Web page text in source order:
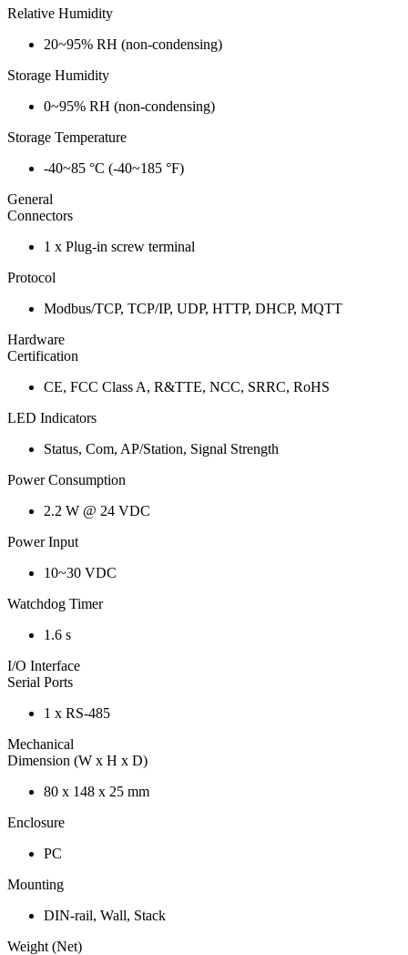
Relative Humidity
20~95% RH (non-condensing)
Storage Humidity
0~95% RH (non-condensing)
Storage Temperature
-40~85 °C (-40~185 °F)
General
Connectors
1 x Plug-in screw terminal
Protocol
Modbus/TCP, TCP/IP, UDP, HTTP, DHCP, MQTT
Hardware
Certification
CE, FCC Class A, R&TTE, NCC, SRRC, RoHS
LED Indicators
Status, Com, AP/Station, Signal Strength
Power Consumption
2.2 W @ 24 VDC
Power Input
10~30 VDC
Watchdog Timer
1.6 s
I/O Interface
Serial Ports
1 x RS-485
Mechanical
Dimension (W x H x D)
80 x 148 x 25 mm
Enclosure
PC
Mounting
DIN-rail, Wall, Stack
Weight (Net)